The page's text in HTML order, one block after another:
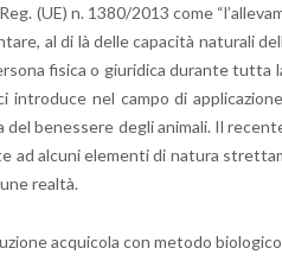
(UE) n. 1380/2013 come
al di là delle ca­pa­ci­tà na­tu­ra­li
fi­si­ca o giu­ri­di­ca du­ran­te tutta
nel campo di
be­nes­se­re degli ani­ma­li. Il
ad al­cu­ni ele­men­ti di na­tu­ra
real­tà.
ac­qui­co­la con me­to­do